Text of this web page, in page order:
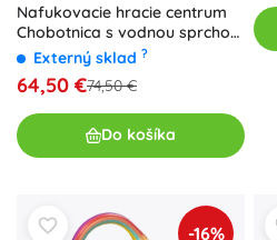
Nafukovacie hracie centrum
Chobotnica s vodnou sprchou
a šmýkačkou
Externý sklad ?
64,50 €74,50 €
Do košíka
-16%